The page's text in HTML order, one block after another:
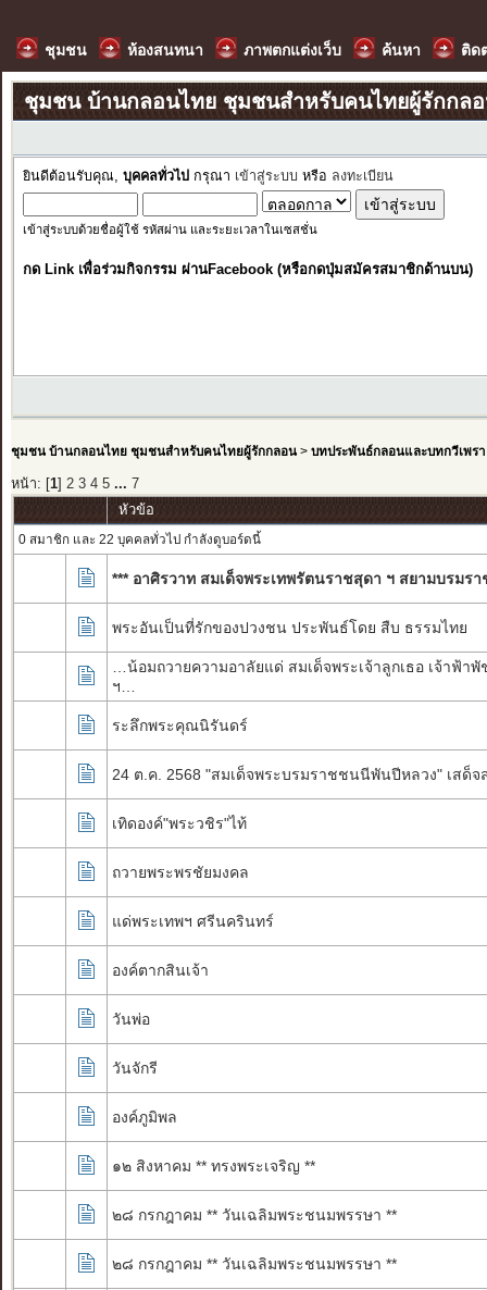
ชุมชน ห้องสนทนา ภาพตกแต่งเว็บ ค้นหา ติด
ชุมชน บ้านกลอนไทย ชุมชนสำหรับคนไทยผู้รักกล
ยินดีต้อนรับคุณ, บุคคลทั่วไป กรุณา เข้าสู่ระบบ หรือ ลงทะเบียน
เข้าสู่ระบบด้วยชื่อผู้ใช้ รหัสผ่าน และระยะเวลาในเซสชั่น
กด Link เพื่อร่วมกิจกรรม ผ่านFacebook (หรือกดปุ่มสมัครสมาชิกด้านบน)
ชุมชน บ้านกลอนไทย ชุมชนสำหรับคนไทยผู้รักกลอน> บทประพันธ์กลอนและบทกวีเพรา
หน้า: [ 1] 2 3 4 5 ... 7
หัวข้อ
0 สมาชิก และ 22 บุคคลทั่วไป กำลังดูบอร์ดนี้
*** อาศิรวาท สมเด็จพระเทพรัตนราชสุดา ฯ สยามบรมรา
พระอันเป็นที่รักของปวงชน ประพันธ์โดย สืบ ธรรมไทย
…น้อมถวายความอาลัยแด่ สมเด็จพระเจ้าลูกเธอ เจ้าฟ้า
ฯ…
ระลึกพระคุณนิรันดร์
24 ต.ค. 2568 "สมเด็จพระบรมราชชนนีพันปีหลวง" เสด็จ
เทิดองค์"พระวชิร"ไท้
ถวายพระพรชัยมงคล
แด่พระเทพฯ ศรีนครินทร์
องค์ตากสินเจ้า
วันพ่อ
วันจักรี
องค์ภูมิพล
๑๒ สิงหาคม ** ทรงพระเจริญ **
๒๘ กรกฎาคม ** วันเฉลิมพระชนมพรรษา **
๒๘ กรกฎาคม ** วันเฉลิมพระชนมพรรษา **